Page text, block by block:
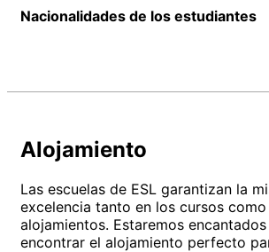
Nacionalidades de los estudiantes
Alojamiento
Las escuelas de ESL garantizan la
excelencia tanto en los cursos
alojamientos. Estaremos
encontrar el alojamiento perfecto